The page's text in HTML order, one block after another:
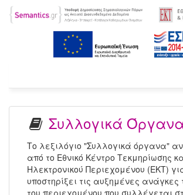
Συλλογικά
Το λεξιλόγιο "Συλλογικά όργανα"
από το Εθνικό Κέντρο Τεκμηρίωσης
Ηλεκτρονικού Περιεχομένου (ΕΚΤ)
υποστηρίξει τις αυξημένες ανάγκες
του περιεχομένου που συλλέγεται